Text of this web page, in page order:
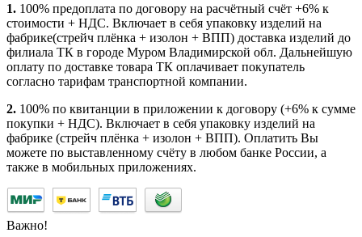
1. 100% предоплата по договору на расчётный счёт +6% к
стоимости + НДС. Включает в себя упаковку изделий на
фабрике(стрейч плёнка + изолон + ВПП) доставка изделий до
филиала ТК в городе Муром Владимирской обл. Дальнейшую
оплату по доставке товара ТК оплачивает покупатель
согласно тарифам транспортной компании.
2. 100% по квитанции в приложении к договору (+6% к сумме
покупки + НДС). Включает в себя упаковку изделий на
фабрике (стрейч плёнка + изолон + ВПП). Оплатить Вы
можете по выставленному счёту в любом банке России, а
также в мобильных приложениях.
Важно!